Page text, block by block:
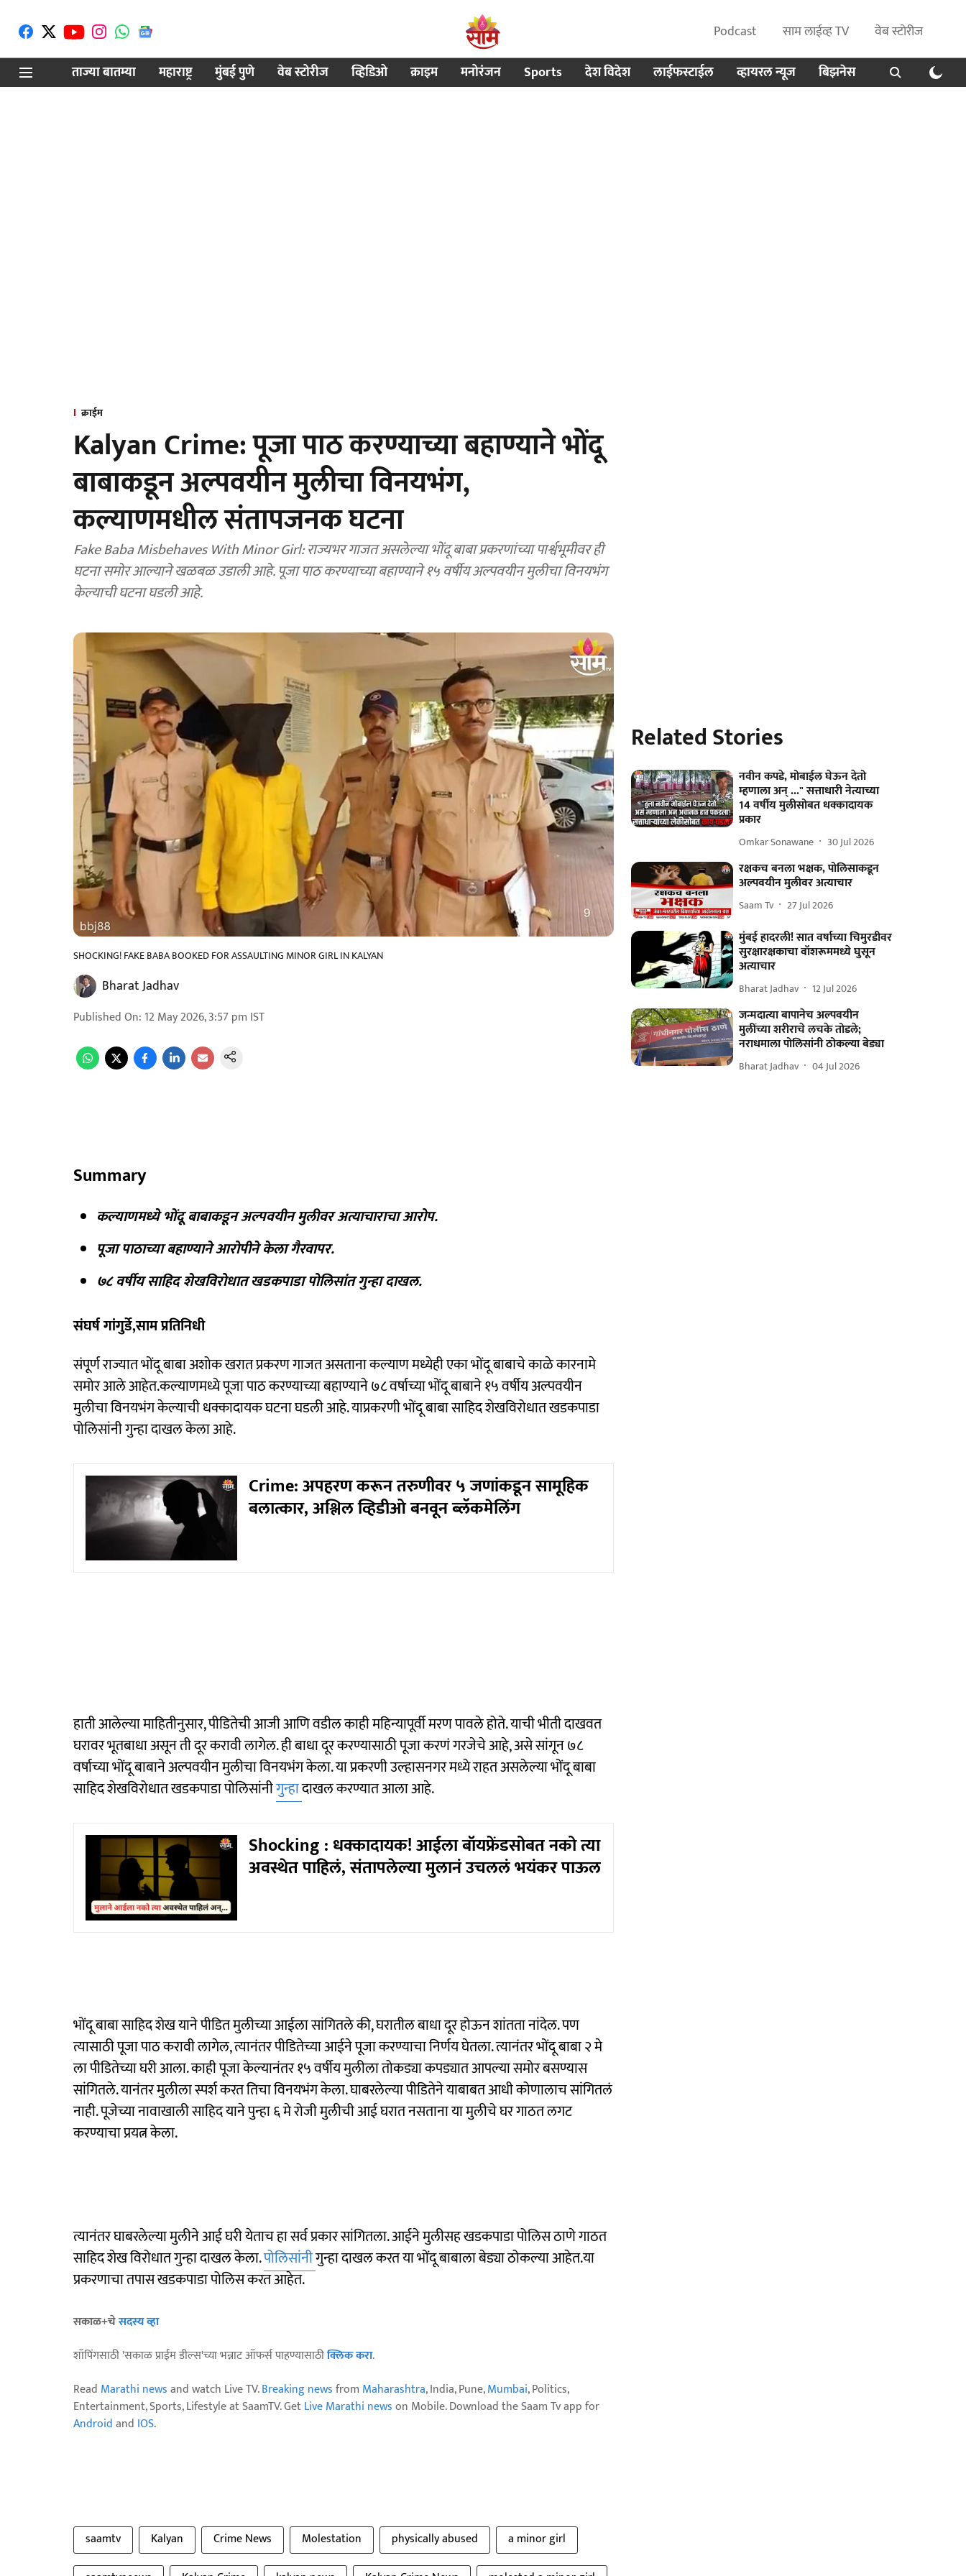
Podcast साम लाईव्ह TV
वेब स्टोरीज
ताज्या बातम्या
महाराष्ट्र मुंबई पुणे वेब स्टोरीज व्हिडिओ क्राइम मनोरंजन Sports देश विदेश लाईफस्टाईल व्हायरल न्यूज बिझनेस
क्राईम
Kalyan Crime: पूजा पाठ करण्याच्या बहाण्याने भोंदू
बाबाकडून अल्पवयीन मुलीचा विनयभंग,
कल्याणमधील संतापजनक घटना
Fake Baba Misbehaves With Minor Girl: राज्यभर गाजत असलेल्या भोंदू बाबा प्रकरणांच्या पार्श्वभूमीवर ही
घटना समोर आल्याने खळबळ उडाली आहे. पूजा पाठ करण्याच्या बहाण्याने १५ वर्षीय अल्पवयीन मुलीचा विनयभंग
केल्याची घटना घडली आहे.
SHOCKING! FAKE BABA BOOKED FOR ASSAULTING MINOR GIRL IN KALYAN
Bharat Jadhav
Published On: 12 May 2026, 3:57 pm IST
Summary
कल्याणमध्ये भोंदू बाबाकडून अल्पवयीन मुलीवर अत्याचाराचा आरोप.
पूजा पाठाच्या बहाण्याने आरोपीने केला गैरवापर.
७८ वर्षीय साहिद शेखविरोधात खडकपाडा पोलिसांत गुन्हा दाखल.
संघर्ष गांगुर्डे,साम प्रतिनिधी
संपूर्ण राज्यात भोंदू बाबा अशोक खरात प्रकरण गाजत असताना कल्याण मध्येही एका भोंदू बाबाचे काळे कारनामे
समोर आले आहेत.कल्याणमध्ये पूजा पाठ करण्याच्या बहाण्याने ७८ वर्षाच्या भोंदू बाबाने १५ वर्षीय अल्पवयीन
मुलीचा विनयभंग केल्याची धक्कादायक घटना घडली आहे. याप्रकरणी भोंदू बाबा साहिद शेखविरोधात खडकपाडा
पोलिसांनी गुन्हा दाखल केला आहे.
Crime: अपहरण करून तरुणीवर ५ जणांकडून सामूहिक
बलात्कार, अश्लिल व्हिडीओ बनवून ब्लॅकमेलिंग
हाती आलेल्या माहितीनुसार, पीडितेची आजी आणि वडील काही महिन्यापूर्वी मरण पावले होते. याची भीती दाखवत
घरावर भूतबाधा असून ती दूर करावी लागेल. ही बाधा दूर करण्यासाठी पूजा करणं गरजेचे आहे, असे सांगून ७८
वर्षाच्या भोंदू बाबाने अल्पवयीन मुलीचा विनयभंग केला. या प्रकरणी उल्हासनगर मध्ये राहत असलेल्या भोंदू बाबा
साहिद शेखविरोधात खडकपाडा पोलिसांनीगुन्हादाखल करण्यात आला आहे.
Shocking : धक्कादायक! आईला बॉयफ्रेंडसोबत नको त्या
अवस्थेत पाहिलं, संतापलेल्या मुलानं उचललं भयंकर पाऊल
भोंदू बाबा साहिद शेख याने पीडित मुलीच्या आईला सांगितले की, घरातील बाधा दूर होऊन शांतता नांदेल. पण
त्यासाठी पूजा पाठ करावी लागेल, त्यानंतर पीडितेच्या आईने पूजा करण्याचा निर्णय घेतला. त्यानंतर भोंदू बाबा २ मे
ला पीडितेच्या घरी आला. काही पूजा केल्यानंतर १५ वर्षीय मुलीला तोकड्या कपड्यात आपल्या समोर बसण्यास
सांगितले. यानंतर मुलीला स्पर्श करत तिचा विनयभंग केला. घाबरलेल्या पीडितेने याबाबत आधी कोणालाच सांगितलं
नाही. पूजेच्या नावाखाली साहिद याने पुन्हा ६ मे रोजी मुलीची आई घरात नसताना या मुलीचे घर गाठत लगट
करण्याचा प्रयत्न केला.
त्यानंतर घाबरलेल्या मुलीने आई घरी येताच हा सर्व प्रकार सांगितला. आईने मुलीसह खडकपाडा पोलिस ठाणे गाठत
साहिद शेख विरोधात गुन्हा दाखल केला.पोलिसांनीगुन्हा दाखल करत या भोंदू बाबाला बेड्या ठोकल्या आहेत.या
प्रकरणाचा तपास खडकपाडा पोलिस करत आहेत.
सकाळ+चेसदस्य व्हा
शॉपिंगसाठी 'सकाळ प्राईम डील्स'च्या भन्नाट ऑफर्स पाहण्यासाठीक्लिक करा.
Read Marathi newsand watch Live TV.Breaking newsfrom Maharashtra, India, Pune,Mumbai, Politics,
Entertainment, Sports, Lifestyle at SaamTV. GetLive Marathi newson Mobile. Download the Saam Tv app for
Androidand IOS.
saamtv Kalyan Crime News Molestation physically abused
a minor girl
Related Stories
नवीन कपडे, मोबाईल घेऊन देतो
म्हणाला अन् ..." सत्ताधारी नेत्याच्या
14 वर्षीय मुलीसोबत धक्कादायक
प्रकार
Omkar Sonawane 30 Jul 2026
रक्षकच बनला भक्षक, पोलिसाकडून
अल्पवयीन मुलीवर अत्याचार
Saam Tv 27 Jul 2026
मुंबई हादरली! सात वर्षाच्या चिमुरडीवर
सुरक्षारक्षकाचा वॉशरूममध्ये घुसून
अत्याचार
Bharat Jadhav 12 Jul 2026
जन्मदात्या बापानेच अल्पवयीन
मुलींच्या शरीराचे लचके तोडले;
नराधमाला पोलिसांनी ठोकल्या बेड्या
Bharat Jadhav 04 Jul 2026